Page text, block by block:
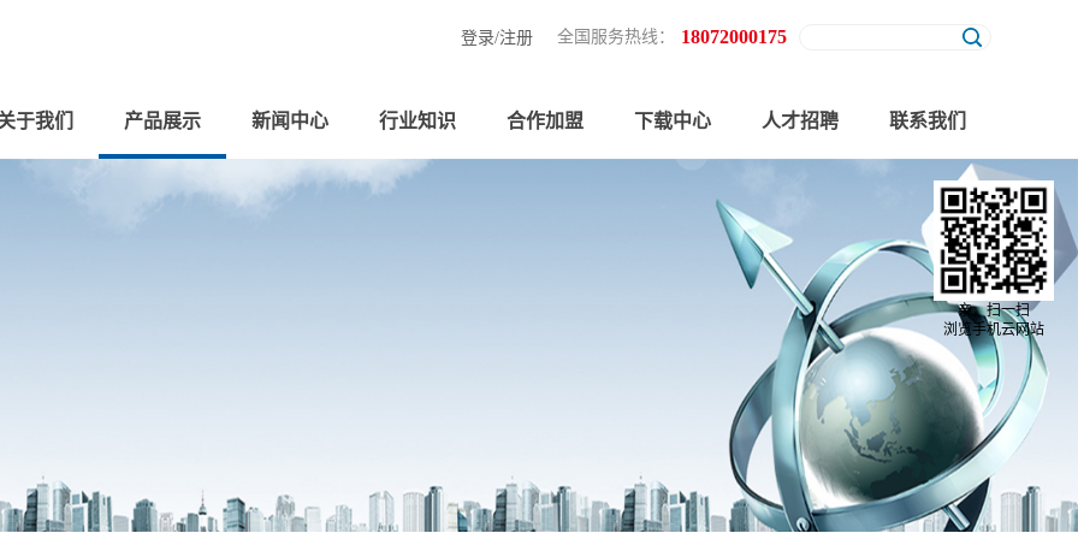
全国服务热线： 18072000175
登录/注册
于我们 产品展示 新闻中心 行业知识 合作加盟 下载中心 人才招聘 联系我们
亲，扫一扫
浏览手机云网站